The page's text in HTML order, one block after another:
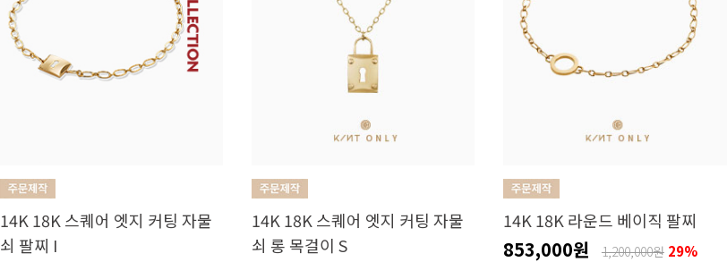
14K 18K 스퀘어 엣지 커팅 자물
쇠 팔찌 I
14K 18K 스퀘어 엣지 커팅 자물
쇠 롱 목걸이 S
14K 18K 라운드 베이직 팔찌
853,000원 1,200,000원 29%